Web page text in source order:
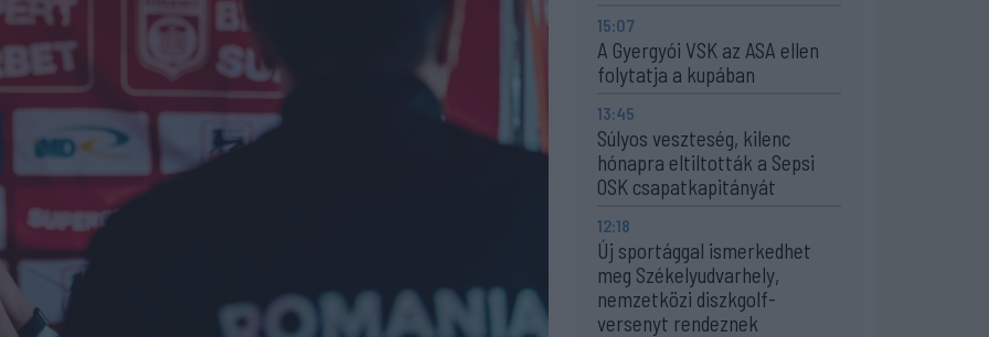
15:07
A Gyergyói VSK az ASA ellen
folytatja a kupában
13:45
Súlyos veszteség, kilenc
hónapra eltiltották a Sepsi
OSK csapatkapitányát
12:18
Új sportággal ismerkedhet
meg Székelyudvarhely,
nemzetközi diszkgolf-
versenyt rendeznek